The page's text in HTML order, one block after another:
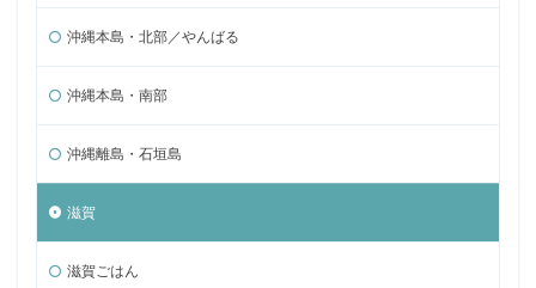
沖縄本島・北部／やんばる
沖縄本島・南部
沖縄離島・石垣島
滋賀
滋賀ごはん